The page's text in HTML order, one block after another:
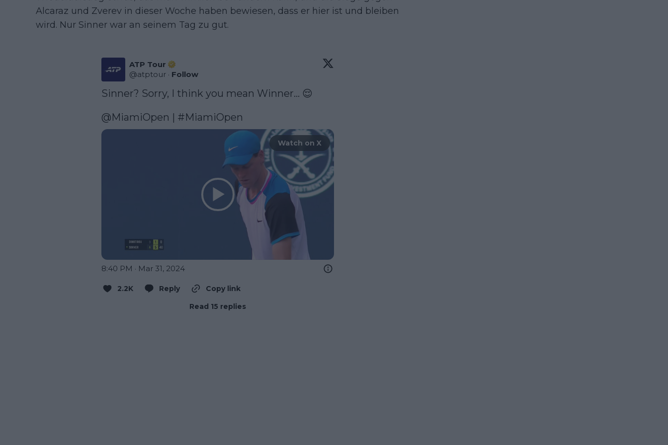
Alcaraz und Zverev in dieser Woche haben bewiesen, dass er hier ist und bleiben
wird. Nur Sinner war an seinem Tag zu gut.
ATP Tour
@atptour · Follow
Sinner? Sorry, I think you mean Winner… 😌
@MiamiOpen | #MiamiOpen
Watch on X
8:40 PM · Mar 31, 2024
2.2K Reply
Copy link
Read 15 replies